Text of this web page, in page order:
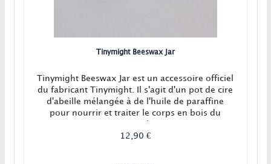
Tinymight Beeswax Jar
Tinymight Beeswax Jar est un accessoire officiel
du fabricant Tinymight. Il s'agit d'un pot de cire
d'abeille mélangée à de l'huile de paraffine
pour nourrir et traiter le corps en bois du
12,90 €